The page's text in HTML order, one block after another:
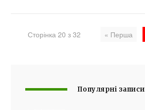
Сторінка 20 з 32 « Перша
Популярні записи